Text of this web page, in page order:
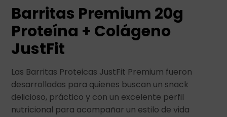
Barritas Premium 20g
Proteína + Colágeno
JustFit
Las Barritas Proteicas JustFit Premium fueron
desarrolladas para quienes buscan un snack
delicioso, práctico y con un excelente perfil
nutricional para acompañar un estilo de vida